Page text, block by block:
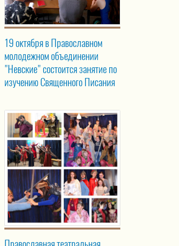
19 октября в Православном
молодежном объединении
"Невские" состоится занятие по
изучению Священного Писания